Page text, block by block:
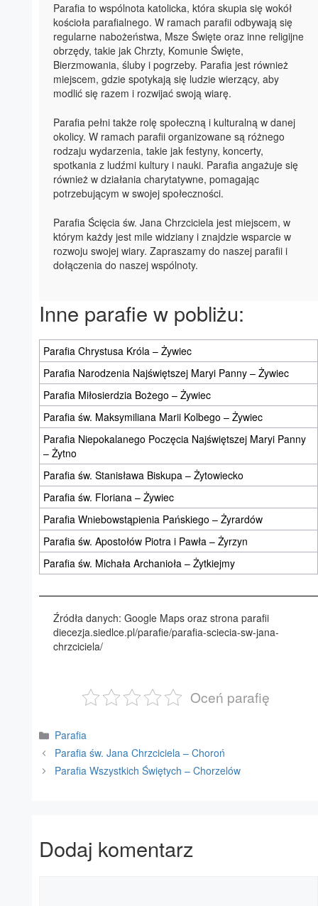
Parafia to wspólnota katolicka, która skupia się wokół
kościoła parafialnego. W ramach parafii odbywają się
regularne nabożeństwa, Msze Święte oraz inne religijne
obrzędy, takie jak Chrzty, Komunie Święte,
Bierzmowania, śluby i pogrzeby. Parafia jest również
miejscem, gdzie spotykają się ludzie wierzący, aby
modlić się razem i rozwijać swoją wiarę.
Parafia pełni także rolę społeczną i kulturalną w danej
okolicy. W ramach parafii organizowane są różnego
rodzaju wydarzenia, takie jak festyny, koncerty,
spotkania z ludźmi kultury i nauki. Parafia angażuje się
również w działania charytatywne, pomagając
potrzebującym w swojej społeczności.
Parafia Ścięcia św. Jana Chrzciciela jest miejscem, w
którym każdy jest mile widziany i znajdzie wsparcie w
rozwoju swojej wiary. Zapraszamy do naszej parafii i
dołączenia do naszej wspólnoty.
Inne parafie w pobliżu:
Parafia Chrystusa Króla – Żywiec
Parafia Narodzenia Najświętszej Maryi Panny – Żywiec
Parafia Miłosierdzia Bożego – Żywiec
Parafia św. Maksymiliana Marii Kolbego – Żywiec
Parafia Niepokalanego Poczęcia Najświętszej Maryi Panny
– Żytno
Parafia św. Stanisława Biskupa – Żytowiecko
Parafia św. Floriana – Żywiec
Parafia Wniebowstąpienia Pańskiego – Żyrardów
Parafia św. Apostołów Piotra i Pawła – Żyrzyn
Parafia św. Michała Archanioła – Żytkiejmy
Źródła danych: Google Maps oraz strona parafii
diecezja.siedlce.pl/parafie/parafia-sciecia-sw-jana-
chrzciciela/
Oceń parafię
Kategorie
Parafia
Parafia św. Jana Chrzciciela – Choroń
Parafia Wszystkich Świętych – Chorzelów
Dodaj komentarz